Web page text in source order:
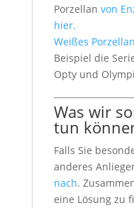
Porzellan von
hier.
Weißes
Beispiel die
Opty und
Was wir
tun
Falls Sie
anderes
nach.
eine Lösung zu